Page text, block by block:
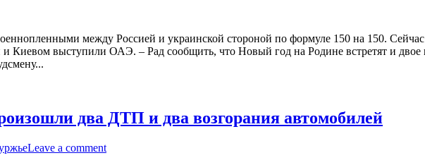
между Россией и украинской стороной по формуле 150 на 150.
Киевом выступили ОАЭ. – Рад сообщить, что Новый год на Родине встретят и
два ДТП и два возгорания автомобилей
Leave a comment